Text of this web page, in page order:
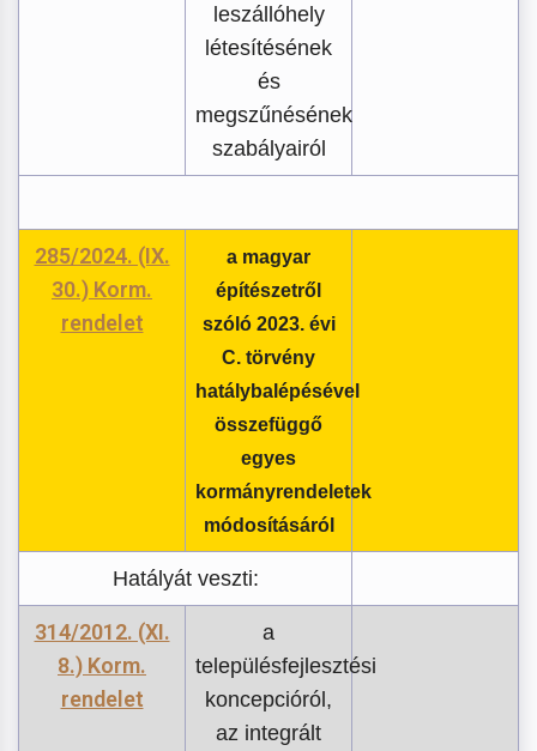
leszállóhely
létesítésének
és
megszűnésének
szabályairól
285/2024. (IX.
30.) Korm.
rendelet
a magyar
építészetről
szóló 2023. évi
C. törvény
hatálybalépésével
összefüggő
egyes
kormányrendeletek
módosításáról
Hatályát veszti:
314/2012. (XI.
8.) Korm.
rendelet
a
településfejlesztési
koncepcióról,
az integrált